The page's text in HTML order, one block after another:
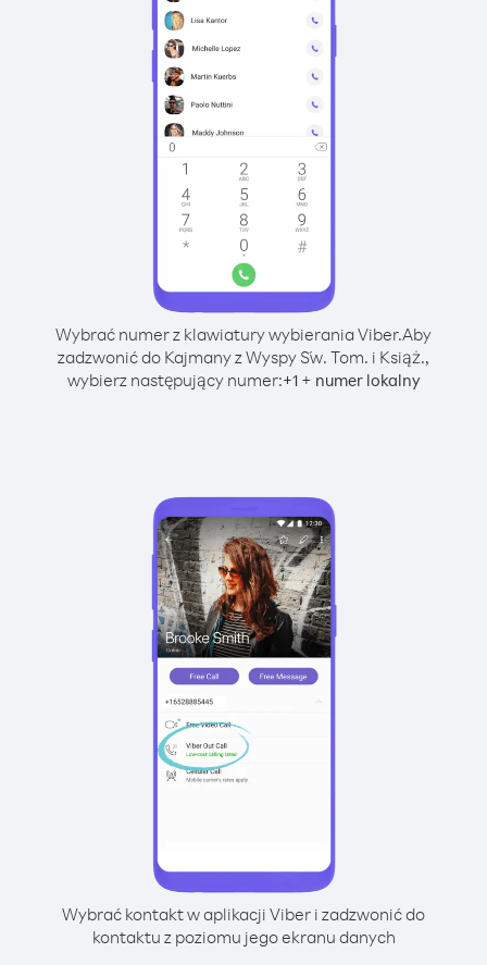
Wybrać numer z klawiatury wybierania Viber.Aby
zadzwonić do Kajmany z Wyspy Św. Tom. i Książ.,
wybierz następujący numer:+1+ numer lokalny
Wybrać kontakt w aplikacji Viber i zadzwonić do
kontaktu z poziomu jego ekranu danych